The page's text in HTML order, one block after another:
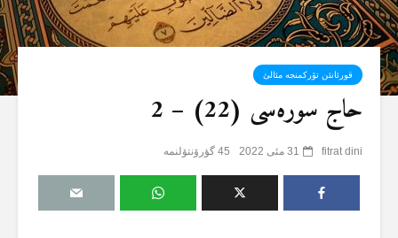
قورئانئن تۆرکمنجە مئالئ
حاج سورەسی (22) – 2
fitrat dini 31 مئی 2022 45 گؤرۆنتۆلنمە